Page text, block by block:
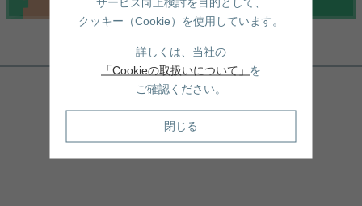
周辺地図
クッキー（Cookie）を使用しています。
詳しくは、当社の
「Cookieの取扱いについて」 を
ご確認ください。
閉じる